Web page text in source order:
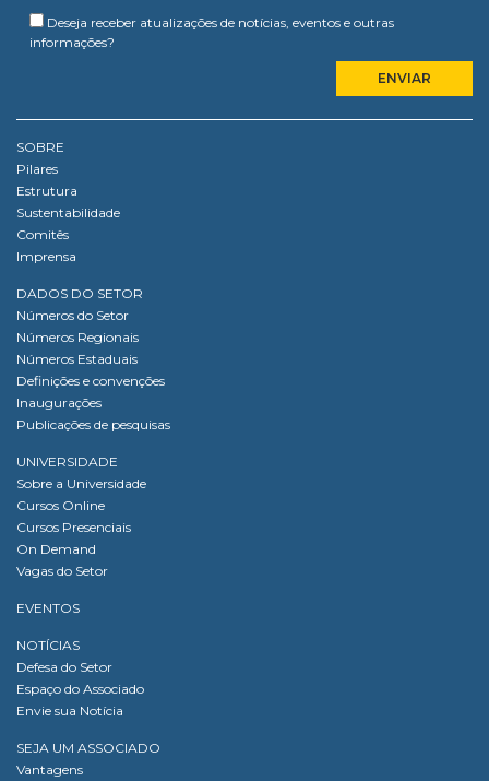
Deseja receber atualizações de notícias, eventos e outras
informações?
SOBRE
Pilares
Estrutura
Sustentabilidade
Comitês
Imprensa
DADOS DO SETOR
Números do Setor
Números Regionais
Números Estaduais
Definições e convenções
Inaugurações
Publicações de pesquisas
UNIVERSIDADE
Sobre a Universidade
Cursos Online
Cursos Presenciais
On Demand
Vagas do Setor
EVENTOS
NOTÍCIAS
Defesa do Setor
Espaço do Associado
Envie sua Notícia
SEJA UM ASSOCIADO
Vantagens